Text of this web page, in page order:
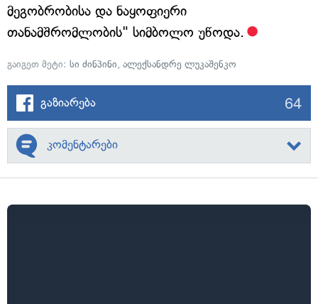
მეგობრობისა და ნაყოფიერი
თანამშრომლობის" სიმბოლო უწოდა.
გაიგეთ მეტი: სი ძინპინი, ალექსანდრე ლუკაშენკო
გაზიარება 64
კომენტარები